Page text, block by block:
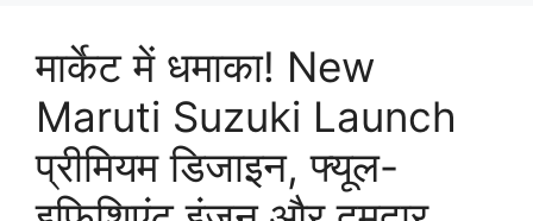
मार्केट में धमाका! New
Maruti Suzuki Launch
प्रीमियम डिजाइन, फ्यूल-